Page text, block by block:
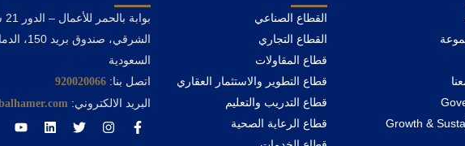
Growth &
القطاع الصناعي
القطاع التجاري
قطاع المقاولات
قطاع التطوير والاستثمار العقاري
قطاع التدريب والتعليم
قطاع الرعاية الصحية
السعودية
اتصل بنا: 920020066
البريد الالكتروني: